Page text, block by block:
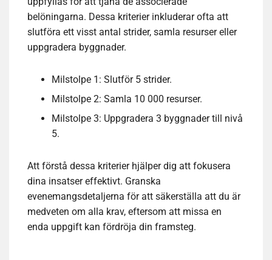
belöningarna. Dessa kriterier inkluderar ofta att
slutföra ett visst antal strider, samla resurser eller
uppgradera byggnader.
Milstolpe 1: Slutför 5 strider.
Milstolpe 2: Samla 10 000 resurser.
Milstolpe 3: Uppgradera 3 byggnader till nivå
5.
Att förstå dessa kriterier hjälper dig att fokusera
dina insatser effektivt. Granska
evenemangsdetaljerna för att säkerställa att du är
medveten om alla krav, eftersom att missa en
enda uppgift kan fördröja din framsteg.